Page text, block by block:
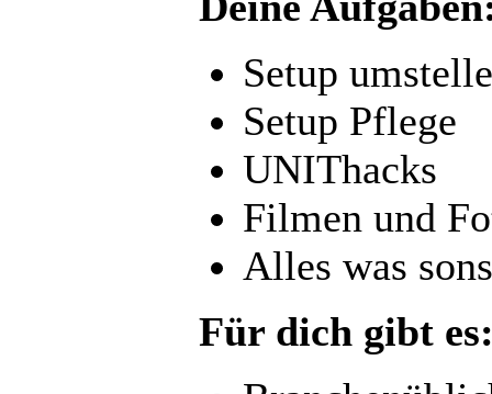
Setup
Setup Pflege
UNIThacks
Filmen und
Alles was
Für dich gibt